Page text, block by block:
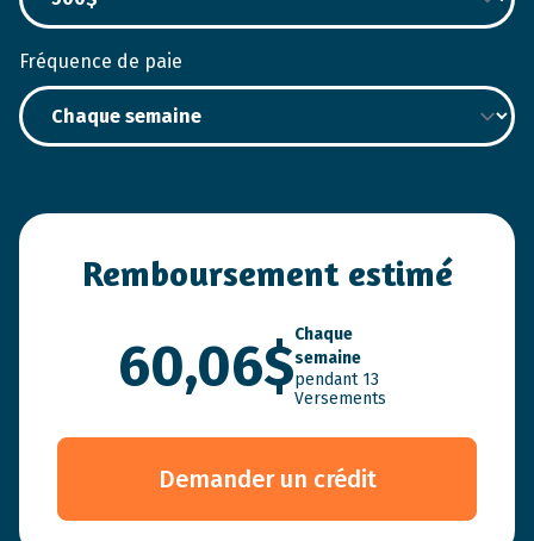
Fréquence de paie
Remboursement estimé
60,06$Chaque
semaine
pendant 13
Versements
Demander un crédit